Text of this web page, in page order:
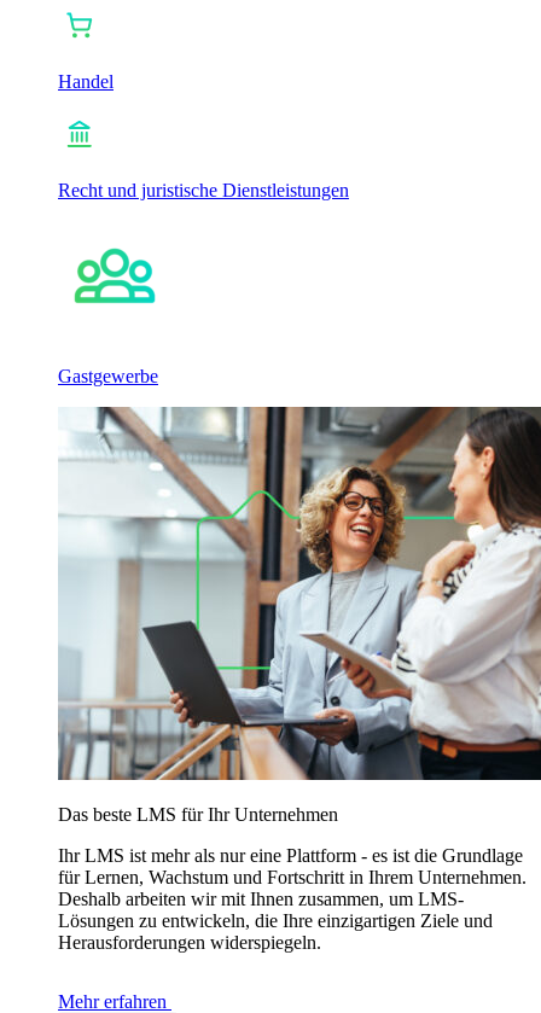
Handel
Recht und juristische Dienstleistungen
Gastgewerbe
Das beste LMS für Ihr Unternehmen
Ihr LMS ist mehr als nur eine Plattform - es ist die Grundlage
für Lernen, Wachstum und Fortschritt in Ihrem Unternehmen.
Deshalb arbeiten wir mit Ihnen zusammen, um LMS-
Lösungen zu entwickeln, die Ihre einzigartigen Ziele und
Herausforderungen widerspiegeln.
Mehr erfahren